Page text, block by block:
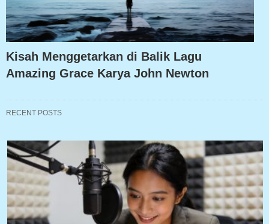
Kisah Menggetarkan di Balik Lagu
Amazing Grace Karya John Newton
RECENT POSTS